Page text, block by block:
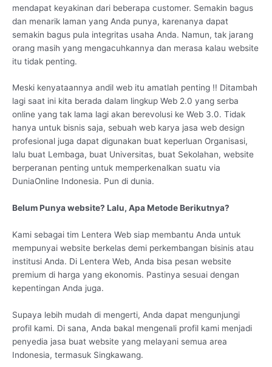
mendapat keyakinan dari beberapa customer. Semakin bagus
dan menarik laman yang Anda punya, karenanya dapat
semakin bagus pula integritas usaha Anda. Namun, tak jarang
orang masih yang mengacuhkannya dan merasa kalau website
itu tidak penting.
Meski kenyataannya andil web itu amatlah penting !! Ditambah
lagi saat ini kita berada dalam lingkup Web 2.0 yang serba
online yang tak lama lagi akan berevolusi ke Web 3.0. Tidak
hanya untuk bisnis saja, sebuah web karya jasa web design
profesional juga dapat digunakan buat keperluan Organisasi,
lalu buat Lembaga, buat Universitas, buat Sekolahan, website
berperanan penting untuk memperkenalkan suatu via
DuniaOnline Indonesia. Pun di dunia.
Belum Punya website? Lalu, Apa Metode Berikutnya?
Kami sebagai tim Lentera Web siap membantu Anda untuk
mempunyai website berkelas demi perkembangan bisinis atau
institusi Anda. Di Lentera Web, Anda bisa pesan website
premium di harga yang ekonomis. Pastinya sesuai dengan
kepentingan Anda juga.
Supaya lebih mudah di mengerti, Anda dapat mengunjungi
profil kami. Di sana, Anda bakal mengenali profil kami menjadi
penyedia jasa buat website yang melayani semua area
Indonesia, termasuk Singkawang.